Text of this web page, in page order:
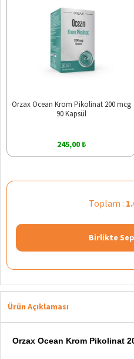
Orzax Ocean Krom Pikolinat 200 mcg
90 Kapsül
245,00 ₺
Toplam :
Birlikte
Ürün Açıklaması
Orzax Ocean Krom Pikolinat